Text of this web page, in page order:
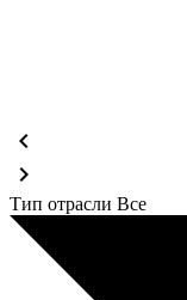
chevron_left
chevron_right
Тип отрасли Все